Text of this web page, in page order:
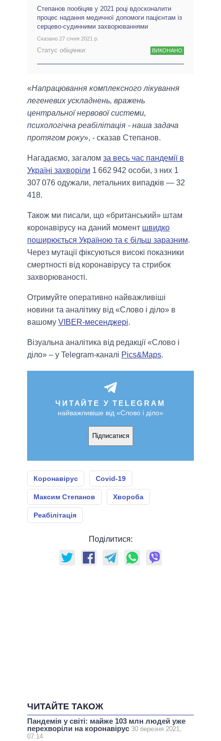
Степанов пообіцяв у 2021 році вдосконалити
процес надання медичної допомоги пацієнтам із
серцево-судинними захворюваннями
Сказано 27 січня 2021 р.
Статус обіцянки: ВИКОНАНО
«Напрацювання комплексного лікування
легеневих ускладнень, вражень
центральної нервової системи,
психологічна реабілітація - наша задача
протягом року», - сказав Степанов.
Нагадаємо, загалом за весь час пандемії в
Україні захворіли 1 662 942 особи, з них 1
307 076 одужали, летальних випадків — 32
418.
Також ми писали, що «британський» штам
коронавірусу на даний момент швидко
поширюється Україною та є більш заразним.
Через мутації фіксуються високі показники
смертності від коронавірусу та стрибок
захворюваності.
Отримуйте оперативно найважливіші
новини та аналітику від «Слово і діло» в
вашому VIBER-месенджері.
Візуальна аналітика від редакції «Слово і
діло» – у Telegram-каналі Pics&Maps.
ЧИТАЙТЕ У TELEGRAM
найважливіше від «Слово і діло»
Підписатися
Коронавірус Covid-19
Максим Степанов Хвороба
Реабілітація
Поділитися:
ЧИТАЙТЕ ТАКОЖ
Пандемія у світі: майже 103 млн людей уже
перехворіли на коронавірус 30 березня 2021,
07:14